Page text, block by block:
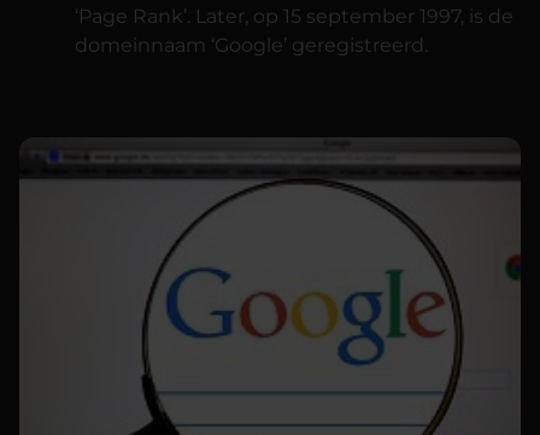
‘Page Rank’. Later, op 15 september 1997, is de
domeinnaam ‘Google’ geregistreerd.